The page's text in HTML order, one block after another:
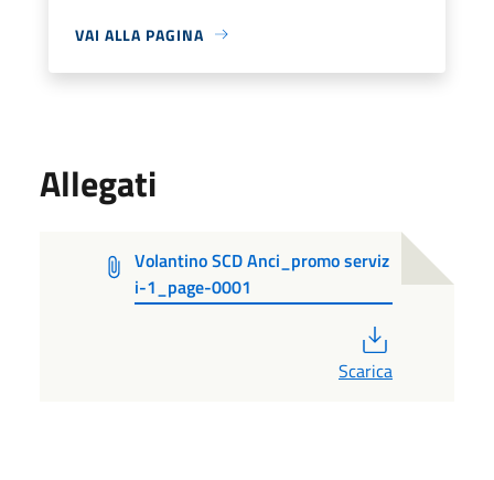
VAI ALLA PAGINA
Allegati
Volantino SCD Anci_promo serviz
i-1_page-0001
Scarica